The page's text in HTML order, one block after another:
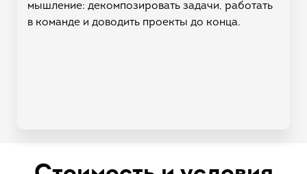
мышление: декомпозировать задачи, работать
в команде и доводить проекты до конца.